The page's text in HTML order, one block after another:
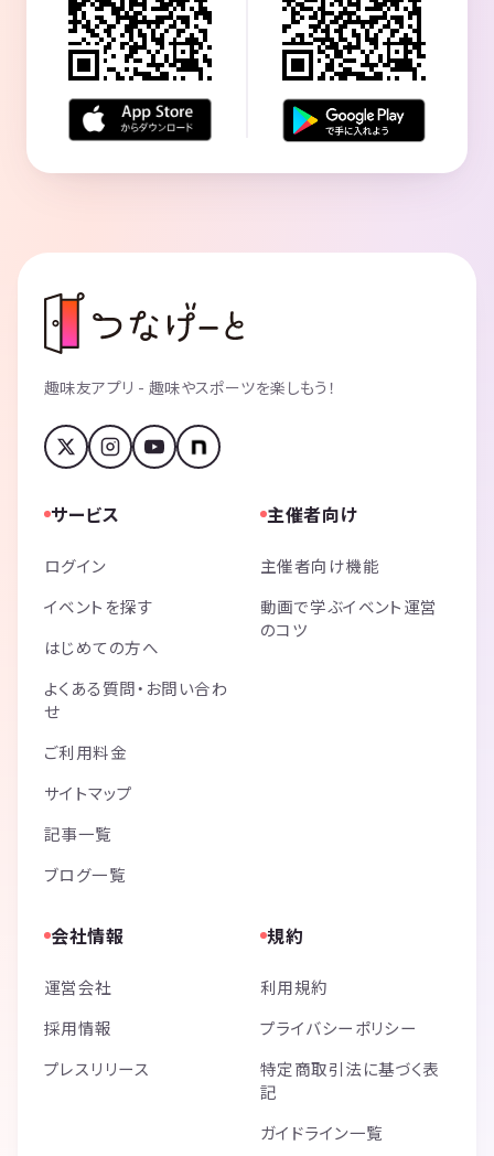
趣味友アプリ - 趣味やスポーツを楽しもう！
サービス
ログイン
イベントを探す
はじめての方へ
よくある質問・お問い合わ
せ
ご利用料金
サイトマップ
記事一覧
ブログ一覧
主催者向け
主催者向け機能
動画で学ぶイベント運営
のコツ
会社情報
運営会社
採用情報
プレスリリース
規約
利用規約
プライバシーポリシー
特定商取引法に基づく表
記
ガイドライン一覧